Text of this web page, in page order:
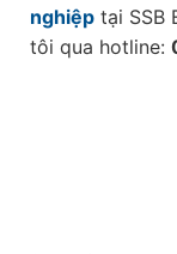
nghiệp tại SSB
tôi qua hotline: